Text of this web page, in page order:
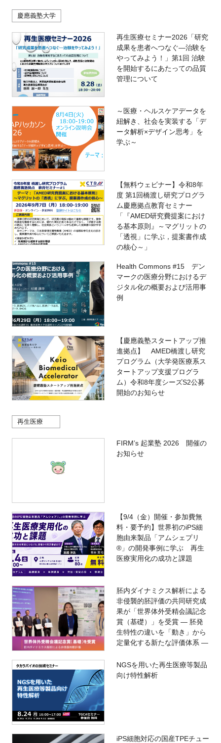
慶應義塾大学
再生医療セミナー2026「研究
成果を患者へつなぐ―治験を
やってみよう！」第1回 治験
を開始するにあたっての品質
管理について
～医療・ヘルスケアデータを
紐解き、社会を実装する「デ
ータ解析×デザイン思考」を
学ぶ～
【無料ウェビナー】令和8年
度 第1回橋渡し研究プログラ
ム慶應拠点教育セミナー
「『AMED研究費提案におけ
る基本原則』～マグリットの
「透視」に学ぶ，提案書作成
の核心～」
Health Commons #15 デン
マークの医療分野におけるデ
ジタル化の概要および活用事
例
【慶應義塾スタートアップ推
進拠点】 AMED橋渡し研究
プログラム（大学発医療系ス
タートアップ支援プログラ
ム）令和8年度シーズS2公募
開始のお知らせ
再生医療
FIRM’s 起業塾 2026 開催の
お知らせ
【9/4（金）開催・参加費無
料・要予約】世界初のiPS細
胞由来製品「アムシェプリ
®」の開発事例に学ぶ 再生
医療実用化の成功と課題
胚内ダイナミクス解析による
非侵襲的胚評価の共同研究成
果が「世界体外受精会議記念
賞（基礎）」を受賞 ― 胚発
生特性の違いを「動き」から
定量化する新たな評価体系 ―
NGSを用いた再生医療等製品
向け特性解析
iPS細胞対応の国産TPEチュー